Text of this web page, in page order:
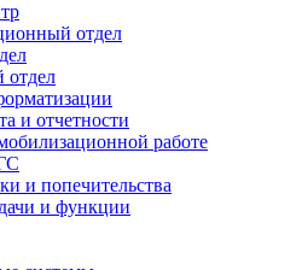
отдел
и отчетности
работе
и попечительства
и функции